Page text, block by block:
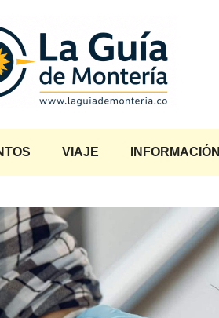
VIAJE INFORMACIÓN